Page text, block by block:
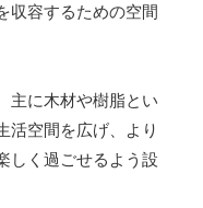
収容するための空間
主に木材や樹脂とい
活空間を広げ、より
しく過ごせるよう設